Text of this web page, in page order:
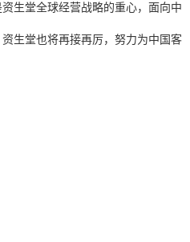
生堂全球经营战略的重心，面向中
生堂也将再接再厉，努力为中国客